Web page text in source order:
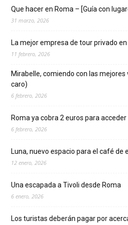
Que hacer en Roma – [Guía con
31 marzo, 2026
La mejor empresa de tour privado
11 febrero, 2026
Mirabelle, comiendo con las
caro)
6 febrero, 2026
Roma ya cobra 2 euros para
6 febrero, 2026
Luna, nuevo espacio para el café de
12 enero, 2026
Una escapada a Tivoli desde Roma
6 enero, 2026
Los turistas deberán pagar por